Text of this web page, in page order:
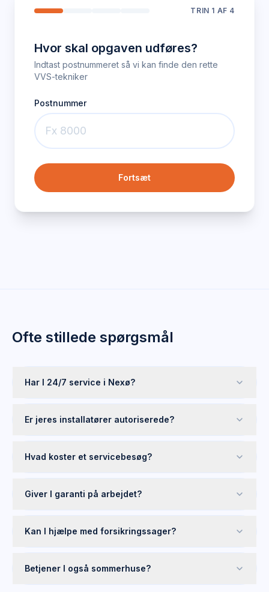
TRIN 1 AF 4
Hvor skal opgaven udføres?
Indtast postnummeret så vi kan finde den rette
VVS-tekniker
Postnummer
Fortsæt
Ofte stillede spørgsmål
Har I 24/7 service i Nexø?
Er jeres installatører autoriserede?
Hvad koster et servicebesøg?
Giver I garanti på arbejdet?
Kan I hjælpe med forsikringssager?
Betjener I også sommerhuse?